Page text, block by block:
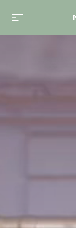
Toute l'actualité sur